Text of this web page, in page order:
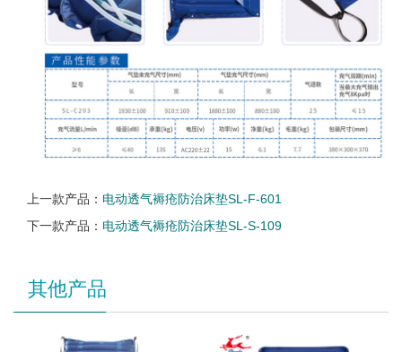
上一款产品： 电动透气褥疮防治床垫SL-F-601
下一款产品： 电动透气褥疮防治床垫SL-S-109
其他产品